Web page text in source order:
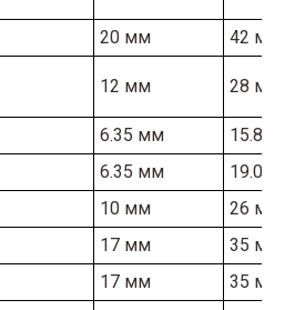
20 мм 42 мм
12 мм 28 мм
6.35 мм
15.87
6.35 мм
19.05
10 мм
26 мм
17 мм
35 мм
17 мм
35 мм